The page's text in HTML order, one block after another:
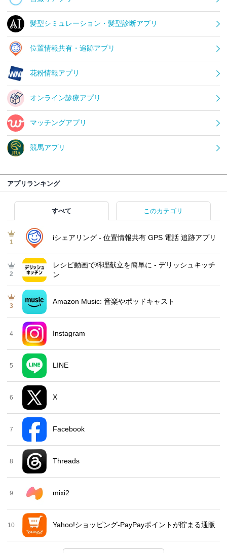
髪型シミュレーション・髪型診断アプリ
位置情報共有・追跡アプリ
花粉情報アプリ
オンライン診療アプリ
マッチングアプリ
競馬アプリ
アプリランキング
すべて このカテゴリ
1
iシェアリング - 位置情報共有 GPS 電話 追跡アプリ
2
レシピ動画で料理献立を簡単‪に - デリッシュキッチ
ン
3
Amazon Music: 音楽やポッドキャスト
4 Instagram
5 LINE
6 X
7 Facebook
8 Threads
9 mixi2
10 Yahoo!ショッピング-PayPayポイントが貯まる通販